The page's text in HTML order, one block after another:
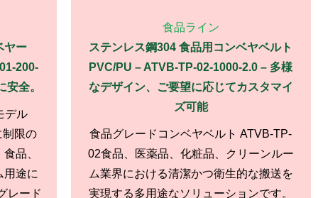
ヤー
200-
全。
デル
制限の
品、
用途に
レード
食品ライン
ステンレス鋼304 食品用コンベヤベルト
PVC/PU – ATVB-TP-02-1000-2.0 – 多様
なデザイン、ご要望に応じてカスタマイ
ズ可能
食品グレードコンベヤベルト ATVB-TP-
02食品、医薬品、化粧品、クリーンルー
ム業界における清潔かつ衛生的な搬送を
実現する多用途なソリューションです。